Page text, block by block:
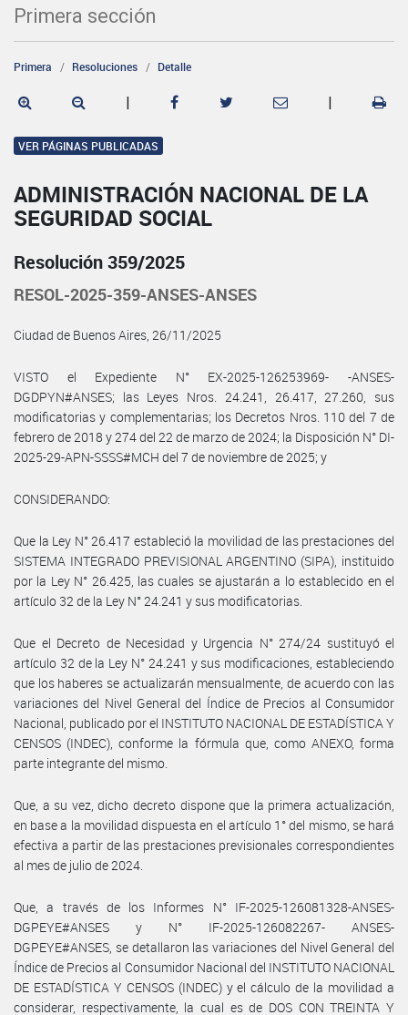
Primera sección
Primera Resoluciones Detalle
| |
VER PÁGINAS PUBLICADAS
ADMINISTRACIÓN NACIONAL DE LA
SEGURIDAD SOCIAL
Resolución 359/2025
RESOL-2025-359-ANSES-ANSES
Ciudad de Buenos Aires, 26/11/2025
VISTO el Expediente N° EX-2025-126253969- -ANSES-
DGDPYN#ANSES; las Leyes Nros. 24.241, 26.417, 27.260, sus
modificatorias y complementarias; los Decretos Nros. 110 del 7 de
febrero de 2018 y 274 del 22 de marzo de 2024; la Disposición N° DI-
2025-29-APN-SSSS#MCH del 7 de noviembre de 2025; y
CONSIDERANDO:
Que la Ley N° 26.417 estableció la movilidad de las prestaciones del
SISTEMA INTEGRADO PREVISIONAL ARGENTINO (SIPA), instituido
por la Ley N° 26.425, las cuales se ajustarán a lo establecido en el
artículo 32 de la Ley N° 24.241 y sus modificatorias.
Que el Decreto de Necesidad y Urgencia N° 274/24 sustituyó el
artículo 32 de la Ley N° 24.241 y sus modificaciones, estableciendo
que los haberes se actualizarán mensualmente, de acuerdo con las
variaciones del Nivel General del Índice de Precios al Consumidor
Nacional, publicado por el INSTITUTO NACIONAL DE ESTADÍSTICA Y
CENSOS (INDEC), conforme la fórmula que, como ANEXO, forma
parte integrante del mismo.
Que, a su vez, dicho decreto dispone que la primera actualización,
en base a la movilidad dispuesta en el artículo 1° del mismo, se hará
efectiva a partir de las prestaciones previsionales correspondientes
al mes de julio de 2024.
Que, a través de los Informes N° IF-2025-126081328-ANSES-
DGPEYE#ANSES y N° IF-2025-126082267- ANSES-
DGPEYE#ANSES, se detallaron las variaciones del Nivel General del
Índice de Precios al Consumidor Nacional del INSTITUTO NACIONAL
DE ESTADÍSTICA Y CENSOS (INDEC) y el cálculo de la movilidad a
considerar, respectivamente, la cual es de DOS CON TREINTA Y